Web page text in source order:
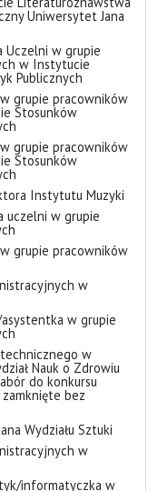
Uniwersytet Jana
Uczelni w grupie
w Instytucie
Publicznych
grupie pracowników
Stosunków
grupie pracowników
Stosunków
Instytutu Muzyki
uczelni w grupie
grupie pracowników
w
w grupie
w
Nauk o Zdrowiu
do konkursu
bez
Wydziału Sztuki
w
informatyczka w